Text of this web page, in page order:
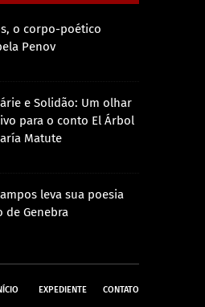
o corpo-poético
Penov
e Solidão: Um olhar
para o conto El Árbol
Matute
leva sua poesia
de Genebra
EXPEDIENTE CONTATO